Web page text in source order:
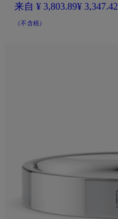
来自 ¥ 3,803.89¥ 3,347.42
（不含税）